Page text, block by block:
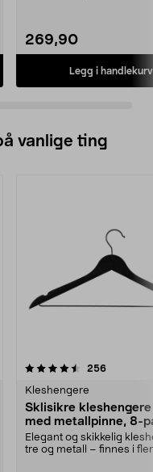
269,90
Legg i handlekurv
vanlige ting
256
Kleshengere
Sklisikre
med metallpinne, 8-
Elegant og skikkelig
tre og metall – finnes i
4.5av 5 stjerner